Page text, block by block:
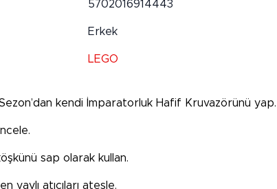
5702016914443
Erkek
LEGO
kendi İmparatorluk Hafif Kruvazörünü yap.
sap olarak kullan.
yaylı atıcıları ateşle.